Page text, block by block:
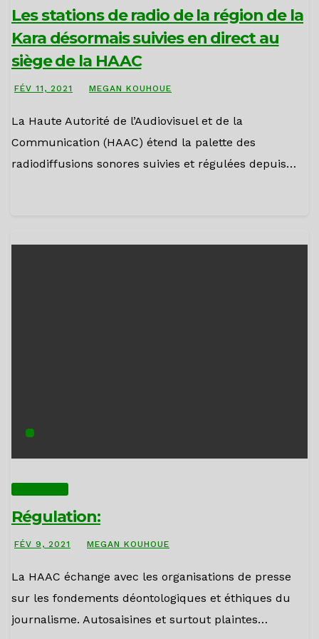
Les stations de radio de la région de la
Kara désormais suivies en direct au
siège de la HAAC
FÉV 11, 2021 MEGAN KOUHOUE
La Haute Autorité de l’Audiovisuel et de la
Communication (HAAC) étend la palette des
radiodiffusions sonores suivies et régulées depuis…
Régulation:
FÉV 9, 2021 MEGAN KOUHOUE
La HAAC échange avec les organisations de presse
sur les fondements déontologiques et éthiques du
journalisme. Autosaisines et surtout plaintes…